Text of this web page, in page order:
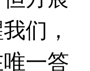
们，
一答